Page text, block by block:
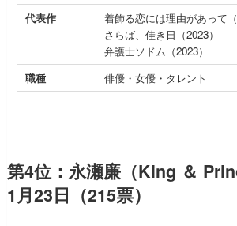
代表作
着飾る恋には理由があって（
さらば、佳き日（2023）
弁護士ソドム（2023）
職種
俳優・女優・タレント
第4位：永瀬廉（King ＆
1月23日（215票）